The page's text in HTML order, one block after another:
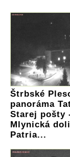
Štrbské
panoráma
Starej pošty
Mlynická
Patria...